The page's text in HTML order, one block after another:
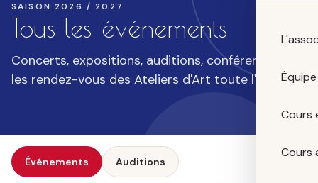
Cours
Cours
SAISON 2026 / 2027
Tous les événements
Concerts, expositions, auditions, conférences —
les rendez-vous des Ateliers d'Art toute l'année.
Événements Auditions